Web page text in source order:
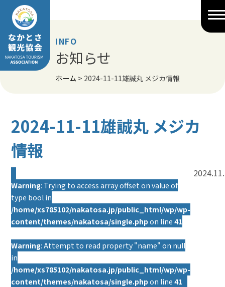
Skip
content
INFO
お知らせ
ホーム > 2024-11-11雄誠丸 メジカ情報
2024-11-11雄誠丸 メジカ
情報
Warning: Trying to access array offset on value of
type bool in
/home/xs785102/nakatosa.jp/public_html/wp/wp-
content/themes/nakatosa/single.php on line41
Warning: Attempt to read property "name" on null
in
/home/xs785102/nakatosa.jp/public_html/wp/wp-
content/themes/nakatosa/single.php on line41